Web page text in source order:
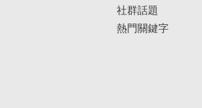
社群話題
熱門關鍵字